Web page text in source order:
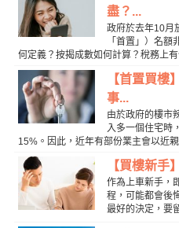
盡？...
政府於去年10月
「首置」）名額
何定義？按揭成數如何計算？稅務上
【首置買樓
事...
由於政府的樓市
入多一個住宅時
15%。因此，近年有部份業主會以近
【買樓新
作為上車新手，
程，可能都會後
最好的決定，要